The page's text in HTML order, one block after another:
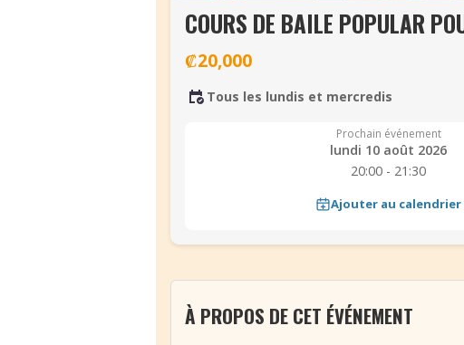
COURS DE BAILE POPULAR
₡20,000
Tous les lundis et mercredis
Prochain événement
lundi 10 août 2026
20:00 - 21:30
Ajouter au calendrier
À PROPOS DE CET ÉVÉNEMENT